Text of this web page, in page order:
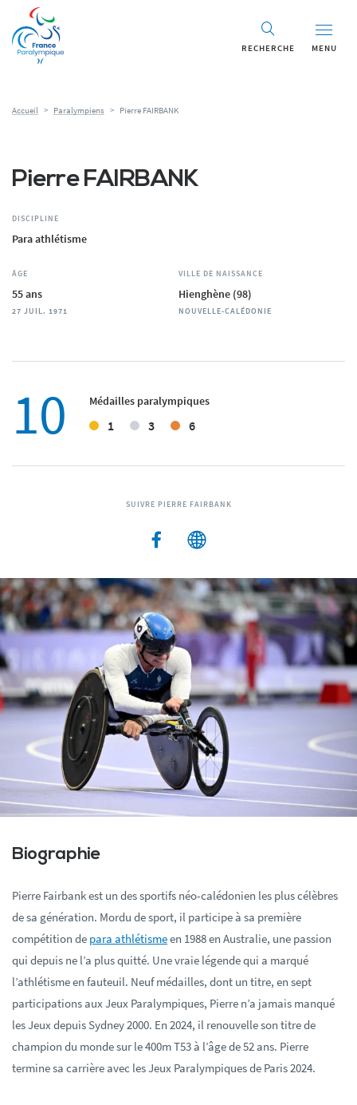
RECHERCHE MENU
Accueil > Paralympiens > Pierre FAIRBANK
Pierre FAIRBANK
DISCIPLINE
Para athlétisme
ÂGE
55 ans
27 JUIL. 1971
VILLE DE NAISSANCE
Hienghène (98)
NOUVELLE-CALÉDONIE
10 Médailles paralympiques
1 3 6
SUIVRE PIERRE FAIRBANK
Biographie
Pierre Fairbank est un des sportifs néo-calédonien les plus célèbres
de sa génération. Mordu de sport, il participe à sa première
compétition de para athlétismeen 1988 en Australie, une passion
qui depuis ne l’a plus quitté. Une vraie légende qui a marqué
l’athlétisme en fauteuil. Neuf médailles, dont un titre, en sept
participations aux Jeux Paralympiques, Pierre n’a jamais manqué
les Jeux depuis Sydney 2000. En 2024, il renouvelle son titre de
champion du monde sur le 400m T53 à l’âge de 52 ans. Pierre
termine sa carrière avec les Jeux Paralympiques de Paris 2024.
Panneau de gestion des cookies